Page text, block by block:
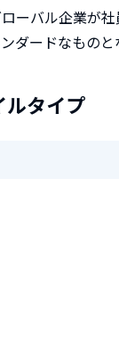
ーバル企業が
ダードなものと
ルタイプ